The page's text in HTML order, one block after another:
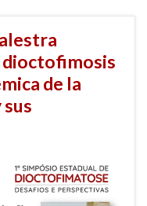
dioctofimosis
de la